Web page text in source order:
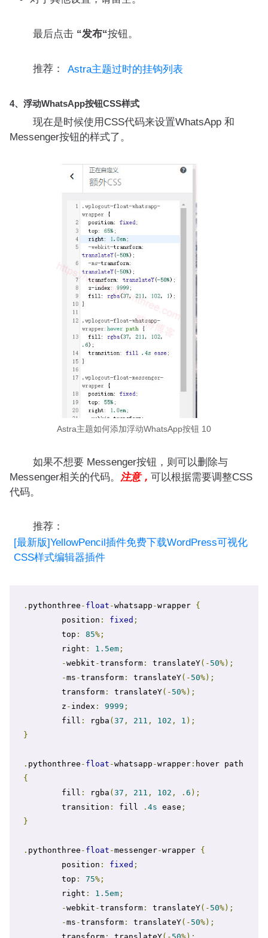
最后点击 “发布“按钮。
推荐： Astra主题过时的挂钩列表
4、浮动WhatsApp按钮CSS样式
现在是时候使用CSS代码来设置WhatsApp 和
Messenger按钮的样式了。
Astra主题如何添加浮动WhatsApp按钮 10
如果不想要 Messenger按钮，则可以删除与
Messenger相关的代码。 注意， 可以根据需要调整CSS
代码。
推荐：
[最新版]YellowPencil插件免费下载WordPress可视化
CSS样式编辑器插件
. pythonthree - float -whatsapp -wrapper {
	position
: fixed ;
	top
: 85%;
	right
: 1.5em;
-webkit -transform: translateY(- 50%);
-ms -transform: translateY(- 50%);
	transform
: translateY(- 50%);
	z
- index : 9999 ;
	fill
: rgba ( 37 , 211 , 102 , 1 );
}
. pythonthree - float -whatsapp -wrapper:
{
	fill
: rgba ( 37 , 211 , 102 , . 6 );
	transition
: fill . 4s ease ;
}
. pythonthree - float -messenger-wrapper {
	position
: fixed ;
	top
: 75%;
	right
: 1.5em;
-webkit -transform: translateY(- 50%);
-ms -transform: translateY(- 50%);